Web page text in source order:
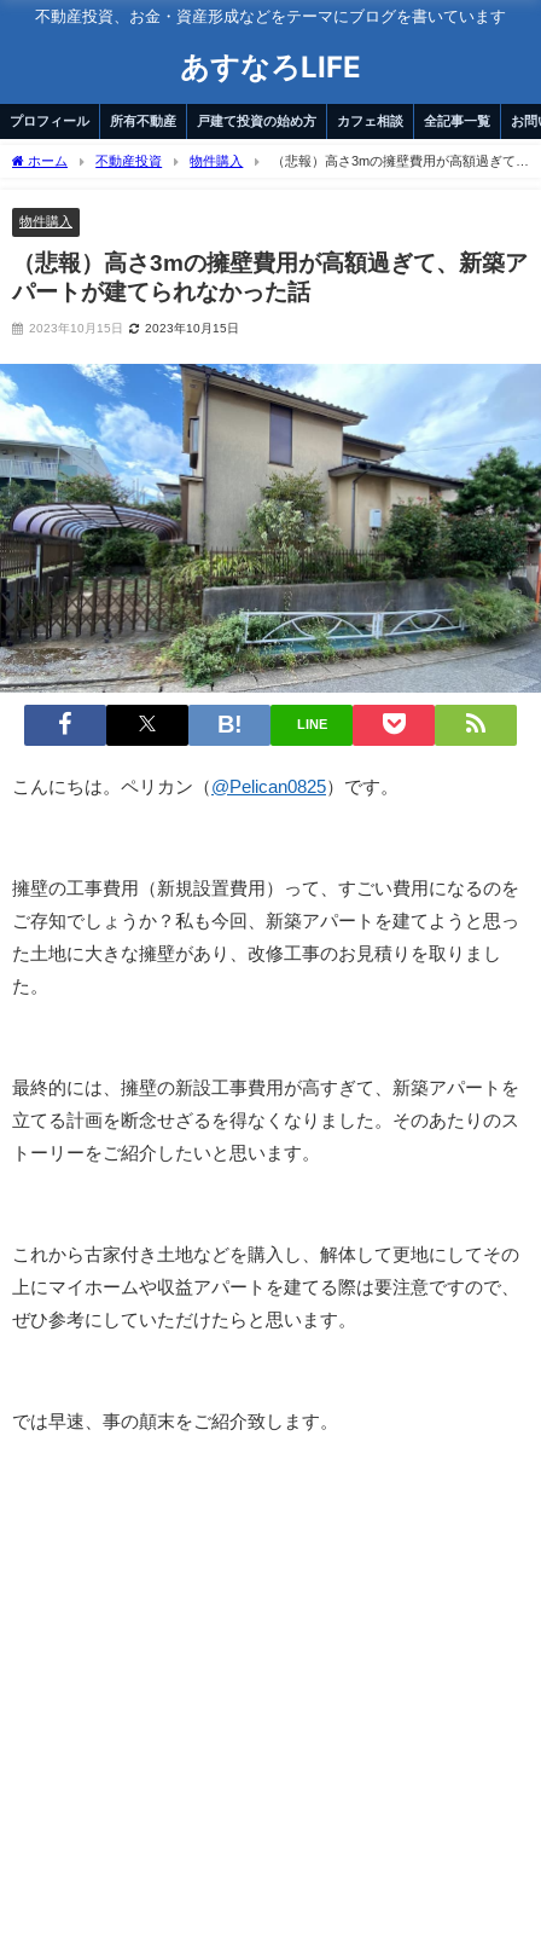
不動産投資、お金・資産形成などをテーマにブログを書いています
あすなろLIFE
プロフィール 所有不動産 戸建て投資の始め方 カフェ相談 全記事一覧 お
ホーム 不動産投資 物件購入
（悲報）高さ3mの擁壁費用が高額過ぎて、
物件購入
（悲報）高さ3mの擁壁費用が高額過ぎて、新築ア
パートが建てられなかった話
2023年10月15日 2023年10月15日
LINE
こんにちは。ペリカン（ @Pelican0825）です。
擁壁の工事費用（新規設置費用）って、すごい費用になるのを
ご存知でしょうか？私も今回、新築アパートを建てようと思っ
た土地に大きな擁壁があり、改修工事のお見積りを取りまし
た。
最終的には、擁壁の新設工事費用が高すぎて、新築アパートを
立てる計画を断念せざるを得なくなりました。そのあたりのス
トーリーをご紹介したいと思います。
これから古家付き土地などを購入し、解体して更地にしてその
上にマイホームや収益アパートを建てる際は要注意ですので、
ぜひ参考にしていただけたらと思います。
では早速、事の顛末をご紹介致します。